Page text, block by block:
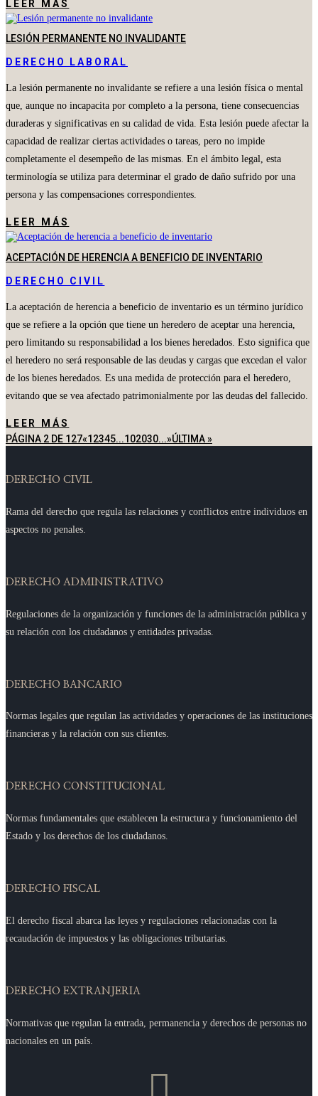
LEER MÁS
LESIÓN PERMANENTE NO INVALIDANTE
DERECHO LABORAL
La lesión permanente no invalidante se refiere a una lesión física o mental
que, aunque no incapacita por completo a la persona, tiene consecuencias
duraderas y significativas en su calidad de vida. Esta lesión puede afectar la
capacidad de realizar ciertas actividades o tareas, pero no impide
completamente el desempeño de las mismas. En el ámbito legal, esta
terminología se utiliza para determinar el grado de daño sufrido por una
persona y las compensaciones correspondientes.
LEER MÁS
ACEPTACIÓN DE HERENCIA A BENEFICIO DE INVENTARIO
DERECHO CIVIL
La aceptación de herencia a beneficio de inventario es un término jurídico
que se refiere a la opción que tiene un heredero de aceptar una herencia,
pero limitando su responsabilidad a los bienes heredados. Esto significa que
el heredero no será responsable de las deudas y cargas que excedan el valor
de los bienes heredados. Es una medida de protección para el heredero,
evitando que se vea afectado patrimonialmente por las deudas del fallecido.
LEER MÁS
PÁGINA 2 DE 127«1 2345...102030...»ÚLTIMA »
DERECHO CIVIL
Rama del derecho que regula las relaciones y conflictos entre individuos en
aspectos no penales.
DERECHO ADMINISTRATIVO
Regulaciones de la organización y funciones de la administración pública y
su relación con los ciudadanos y entidades privadas.
DERECHO BANCARIO
Normas legales que regulan las actividades y operaciones de las instituciones
financieras y la relación con sus clientes.
DERECHO CONSTITUCIONAL
Normas fundamentales que establecen la estructura y funcionamiento del
Estado y los derechos de los ciudadanos.
DERECHO FISCAL
El derecho fiscal abarca las leyes y regulaciones relacionadas con la
recaudación de impuestos y las obligaciones tributarias.
DERECHO EXTRANJERIA
Normativas que regulan la entrada, permanencia y derechos de personas no
nacionales en un país.